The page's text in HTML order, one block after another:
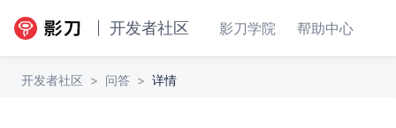
开发者社区 影刀学院 帮助中心
开发者社区 > 问答 > 详情